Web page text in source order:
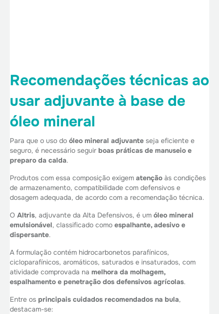
Recomendações técnicas ao
usar adjuvante à base de
óleo mineral
Para que o uso do óleo mineral adjuvante seja eficiente e
seguro, é necessário seguir boas práticas de manuseio e
preparo da calda.
Produtos com essa composição exigem atenção às condições
de armazenamento, compatibilidade com defensivos e
dosagem adequada, de acordo com a recomendação técnica.
O Altris, adjuvante da Alta Defensivos, é um óleo mineral
emulsionável, classificado como espalhante, adesivo e
dispersante.
A formulação contém hidrocarbonetos parafínicos,
cicloparafínicos, aromáticos, saturados e insaturados, com
atividade comprovada na melhora da molhagem,
espalhamento e penetração dos defensivos agrícolas.
Entre os principais cuidados recomendados na bula,
destacam-se: